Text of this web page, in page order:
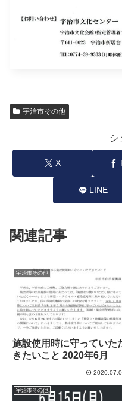
宇治市その他
シ
X
LINE
関連記事
宇治市その他
施設使用時に守っていた
きたいこと 2020年6月
宇治市その他